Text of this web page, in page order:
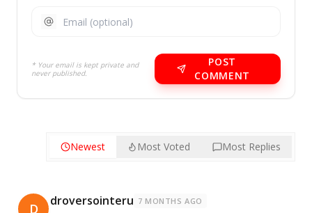
* Your email is kept private and
never published.
POST
COMMENT
Newest Most Voted Most Replies
D droversointeru 7 MONTHS AGO